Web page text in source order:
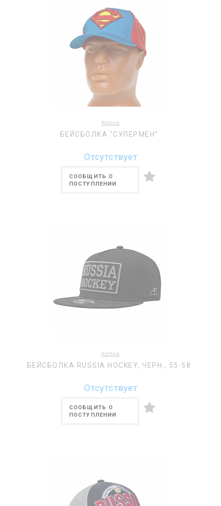
Кепки
БЕЙСБОЛКА "СУПЕРМЕН"
Отсутствует
СООБЩИТЬ О
ПОСТУПЛЕНИИ
Кепки
БЕЙСБОЛКА RUSSIA HOCKEY, ЧЕРН., 55-58
Отсутствует
СООБЩИТЬ О
ПОСТУПЛЕНИИ